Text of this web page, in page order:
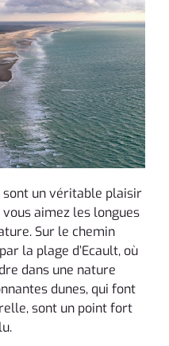
un véritable plaisir
aimez les longues
Sur le chemin
la plage d’Ecault, où
dans une nature
dunes, qui font
sont un point fort